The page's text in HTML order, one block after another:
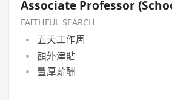
Associate Professor
FAITHFUL SEARCH
五天工作周
額外津貼
豐厚薪酬